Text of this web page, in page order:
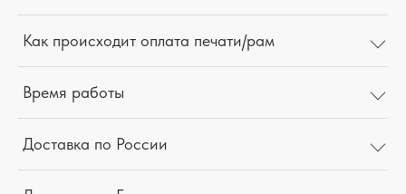
Как происходит оплата печати/рам
Время работы
Доставка по России